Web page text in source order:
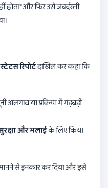
और फिर उसे जबर्दस्ती
स्टेटस रिपोर्टदाखिल कर कहा कि
अलगाव या प्रक्रिया में गड़बड़ी
और भलाईके लिए किया
से इनकार कर दिया और इसे